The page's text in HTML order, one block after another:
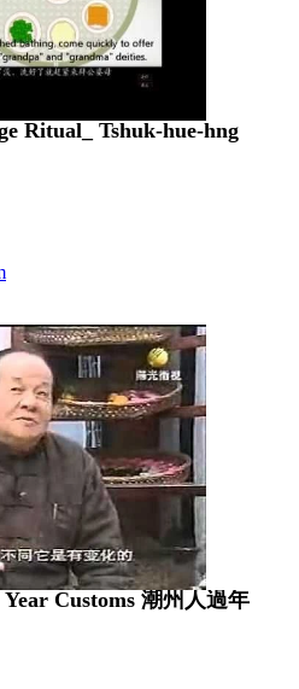
Ritual_ Tshuk-hue-hng
潮州人過年